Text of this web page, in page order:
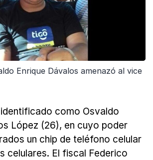
Enrique Dávalos amenazó al vice
como Osvaldo
López (26), en cuyo poder
un chip de teléfono celular
celulares. El fiscal Federico